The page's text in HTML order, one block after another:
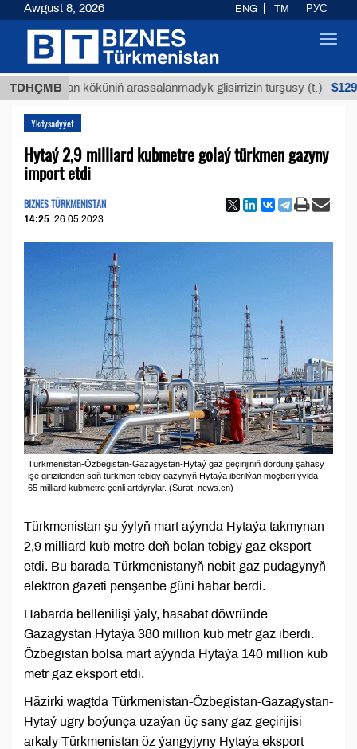
TDHÇMB
Buýan köküniň arassalanmadyk glisirrizin turşusy (t.) $12935,18
Ykdysadyýet
Hytaý 2,9 milliard kubmetre golaý türkmen gazyny
import etdi
BIZNES TÜRKMENISTAN
14:25 26.05.2023
Türkmenistan-Özbegistan-Gazagystan-Hytaý gaz geçirijiniň dördünji şahasy
işe girizilenden soň türkmen tebigy gazynyň Hytaýa iberilýän möçberi ýylda
65 milliard kubmetre çenli artdyrylar. (Surat: news.cn)
Türkmenistan şu ýylyň mart aýynda Hytaýa takmynan
2,9 milliard kub metre deň bolan tebigy gaz eksport
etdi. Bu barada Türkmenistanyň nebit-gaz pudagynyň
elektron gazeti penşenbe güni habar berdi.
Habarda bellenilişi ýaly, hasabat döwründe
Gazagystan Hytaýa 380 million kub metr gaz iberdi.
Özbegistan bolsa mart aýynda Hytaýa 140 million kub
metr gaz eksport etdi.
Häzirki wagtda Türkmenistan-Özbegistan-Gazagystan-
Hytaý ugry boýunça uzaýan üç sany gaz geçirijisi
arkaly Türkmenistan öz ýangyjyny Hytaýa eksport
Awgust 8, 2026 ENG TM РУС